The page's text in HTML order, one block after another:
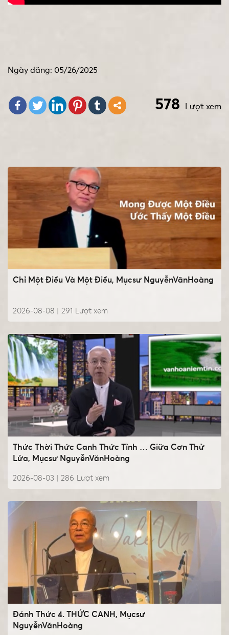
Ngày đăng: 05/26/2025
Lượt xem
578
Chỉ Một Điều Và Một Điều, Mụcsư NguyễnVănHoàng
2026-08-08 | Lượt xem
291
Thức Thời Thức Canh Thức Tỉnh … Giữa Cơn Thử
Lửa, Mụcsư NguyễnVănHoàng
2026-08-03 | Lượt xem
286
Đánh Thức 4. THỨC CANH, Mụcsư
NguyễnVănHoàng